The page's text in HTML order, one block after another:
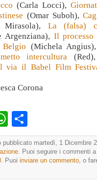
(Carla Locci),
(Omar Suboh),
Mirasola), La (falsa)
Argenziana), Il
(Michela
intercultura
via il Babel Film
Corona
WhatsApp
martedì, 1 Dicembre
. Puoi seguire i commenti
. Puoi inviare un commento, o